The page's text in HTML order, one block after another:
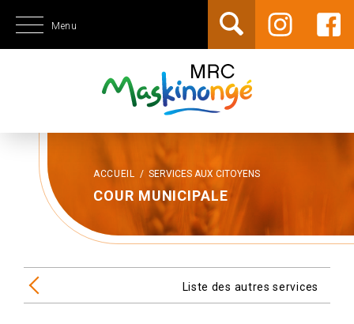
Menu
ACCUEIL / SERVICES AUX CITOYENS
COUR MUNICIPALE
Liste des autres services